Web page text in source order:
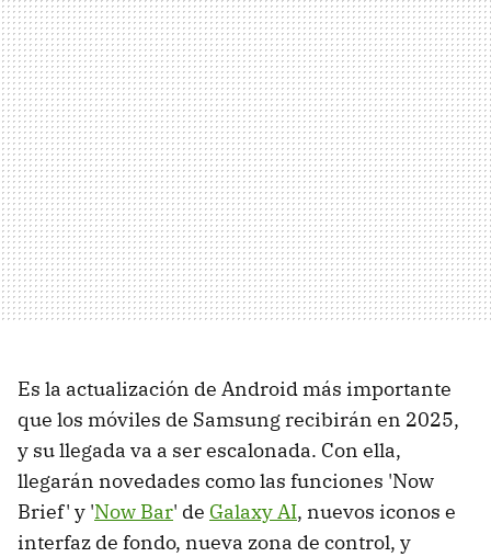
Es la actualización de Android más importante
que los móviles de Samsung recibirán en 2025,
y su llegada va a ser escalonada. Con ella,
llegarán novedades como las funciones 'Now
Brief' y 'Now Bar' de Galaxy AI, nuevos iconos e
interfaz de fondo, nueva zona de control, y